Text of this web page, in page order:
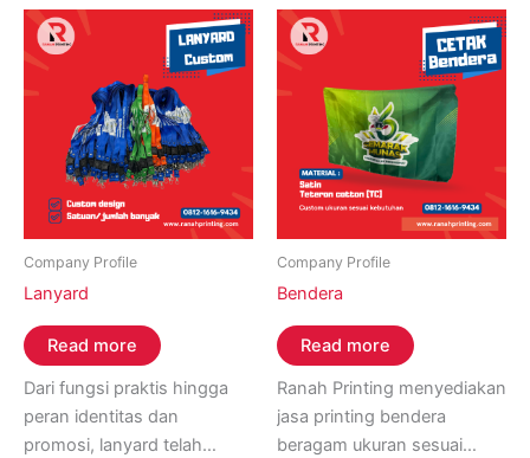
interaksi sosial, bisnis, dan
masyarakat secara
keseluruhan.
Senin sampai Minggu.
Informasi Lebih Lanjut
Hubungi Ranah Printing di
Whatsapp (+62) 0812-
1616-9434.
secara visual. Inilah yang
membuat banyak bisnis,
startup, hingga institusi
memilih mencetak company
profile secara profesional
agar lebih kredibel saat
bertemu klien, investor, atau
mitra kerja.
, kami siap memenuhi
kebutuhan cetak kamu
kapan saja, tanpa harus
menunggu hari kerja.
Telp/WA: [0812-1616-
9434]
Company Profile
Lanyard
Read more
Dari fungsi praktis hingga
peran identitas dan
promosi, lanyard telah
Company Profile
Bendera
Read more
Ranah Printing menyediakan
jasa printing bendera
beragam ukuran sesuai